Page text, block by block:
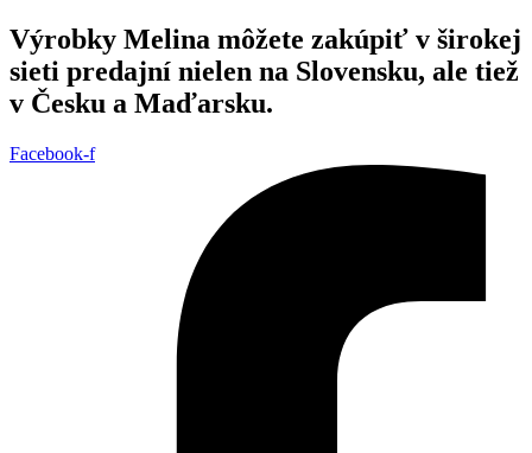
Preskočiť
na
obsah
Výrobky Melina môžete zakúpiť v širokej
sieti predajní nielen na Slovensku, ale tiež
v Česku a Maďarsku.
Facebook-f